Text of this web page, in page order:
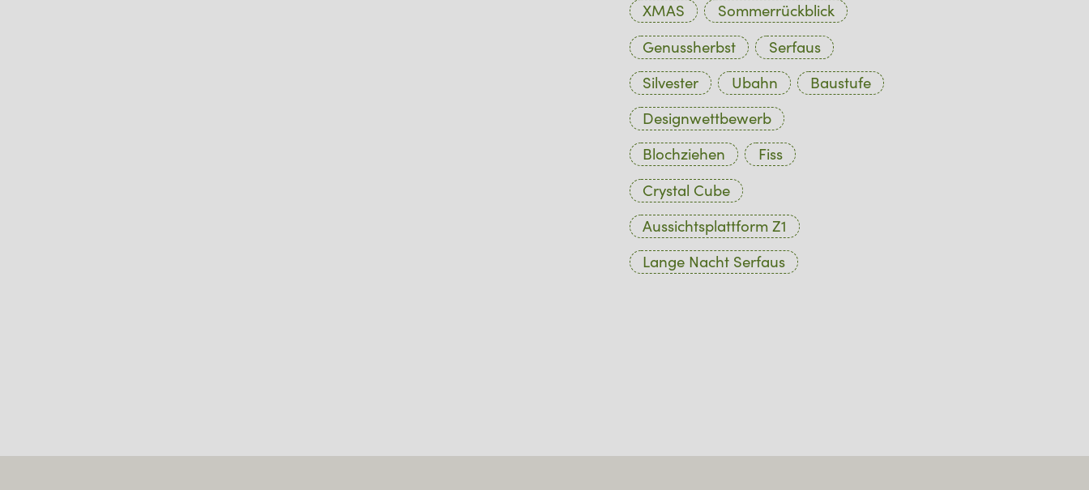
XMAS
Sommerrückblick
Genussherbst
Serfaus
Silvester
Ubahn
Baustufe
Designwettbewerb
Blochziehen
Fiss
Crystal Cube
Aussichtsplattform Z1
Lange Nacht Serfaus